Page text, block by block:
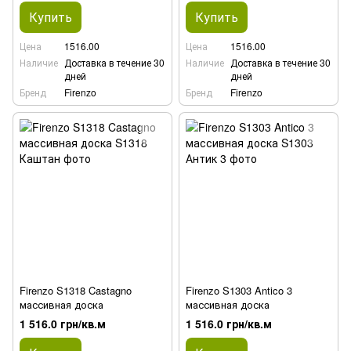
Купить
Цена
1516.00
Наличие Доставка в течение 30
дней
Бренд
Firenzo
Купить
Цена
1516.00
Наличие Доставка в течение 30
дней
Бренд
Firenzo
Firenzo S1318 Castagno
массивная доска
1 516.0 грн/кв.м
Firenzo S1303 Antico 3
массивная доска
1 516.0 грн/кв.м